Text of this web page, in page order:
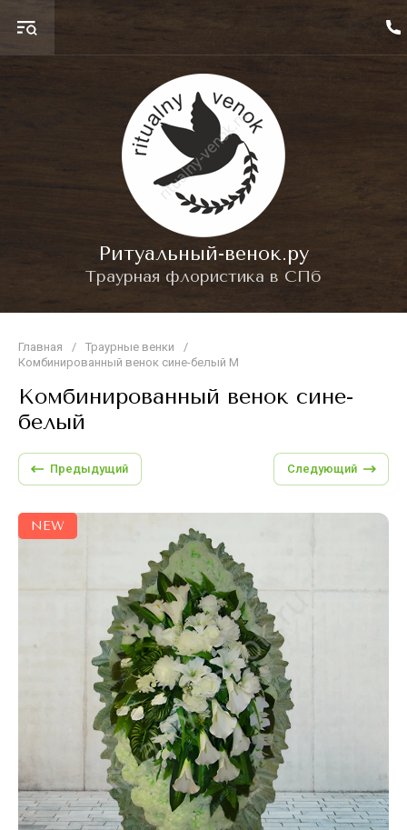
Ритуальный-венок.ру
Траурная флористика в СПб
Главная / Траурные венки
/
Комбинированный венок сине-белый M
Комбинированный венок сине-
белый
Предыдущий Следующий
NEW